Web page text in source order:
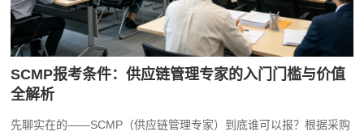
SCMP报考条件：供应链管理专家的入门门槛与价值
全解析
先聊实在的——SCMP（供应链管理专家）到底谁可以报？根据采购